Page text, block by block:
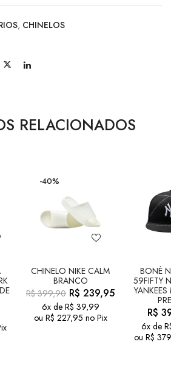
, CHINELOS
RELACIONADOS
-40%
CHINELO NIKE CALM
BRANCO
R$399,90 R$ 239,95
6x de R$ 39,99
ou R$ 227,95 no Pix
BONÉ
59FIFTY
R$
6x de
ou R$